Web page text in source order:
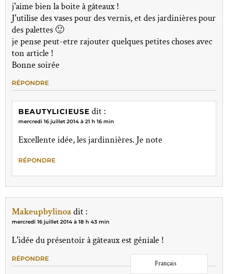
j'aime bien la boite à gâteaux !
J'utilise des vases pour des vernis, et des jardinières pour
des palettes 🙂
je pense peut-etre rajouter quelques petites choses avec
ton article !
Bonne soirée
RÉPONDRE
BEAUTYLICIEUSE dit :
mercredi 16 juillet 2014 à 21 h 16 min
Excellente idée, les jardinnières. Je note
RÉPONDRE
Makeupbylinoadit :
mercredi 16 juillet 2014 à 18 h 43 min
L'idée du présentoir à gâteaux est géniale !
RÉPONDRE
Français